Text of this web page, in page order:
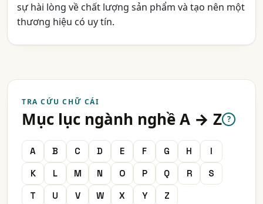
sự hài lòng về chất lượng sản phẩm và tạo nên một
thương hiệu có uy tín.
TRA CỨU CHỮ CÁI
Mục lục ngành nghề A → Z ?
A B C D E F G H
I
K
L M N O P Q R
S
T
U V W X Y Z